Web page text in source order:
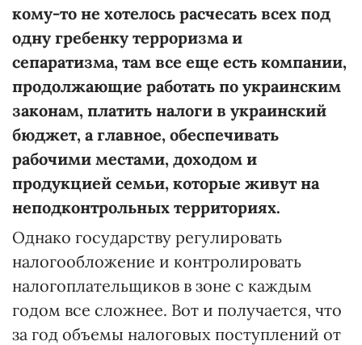
кому-то не хотелось расчесать всех под
одну гребенку терроризма и
сепаратизма, там все еще есть компании,
продолжающие работать по украинским
законам, платить налоги в украинский
бюджет, а главное, обеспечивать
рабочими местами, доходом и
продукцией семьи, которые живут на
неподконтрольных территориях.
Однако государству регулировать
налогообложение и контролировать
налогоплательщиков в зоне с каждым
годом все сложнее. Вот и получается, что
за год объемы налоговых поступлений от